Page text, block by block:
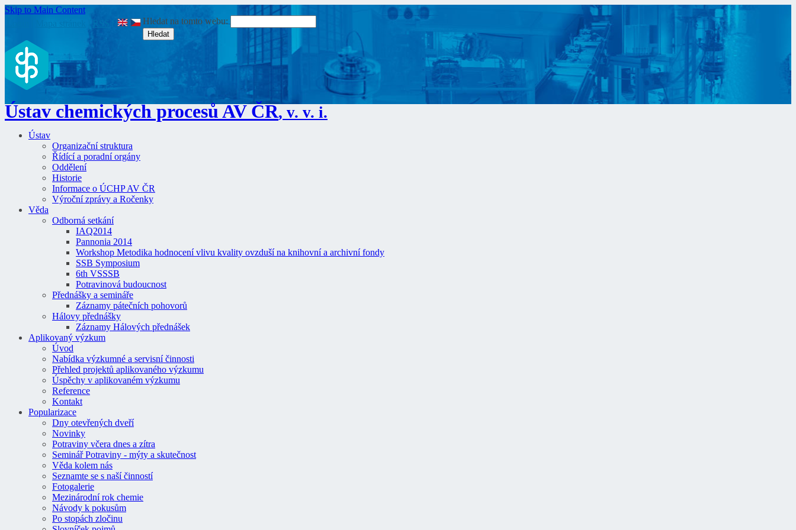
Skip to Main Content
RSS Hledat na tomto webu:
Ústav chemických procesů AV ČR, v. v. i.
Ústav
Organizační struktura
Řídící a poradní orgány
Oddělení
Historie
Informace o ÚCHP AV ČR
Výroční zprávy a Ročenky
Věda
Odborná setkání
IAQ2014
Pannonia 2014
Workshop Metodika hodnocení vlivu kvality ovzduší na knihovní a archivní fondy
SSB Symposium
6th VSSSB
Potravinová budoucnost
Přednášky a semináře
Záznamy pátečních pohovorů
Hálovy přednášky
Záznamy Hálových přednášek
Aplikovaný výzkum
Úvod
Nabídka výzkumné a servisní činnosti
Přehled projektů aplikovaného výzkumu
Úspěchy v aplikovaném výzkumu
Reference
Kontakt
Popularizace
Dny otevřených dveří
Novinky
Potraviny včera dnes a zítra
Seminář Potraviny - mýty a skutečnost
Věda kolem nás
Seznamte se s naší činností
Fotogalerie
Mezinárodní rok chemie
Návody k pokusům
Po stopách zločinu